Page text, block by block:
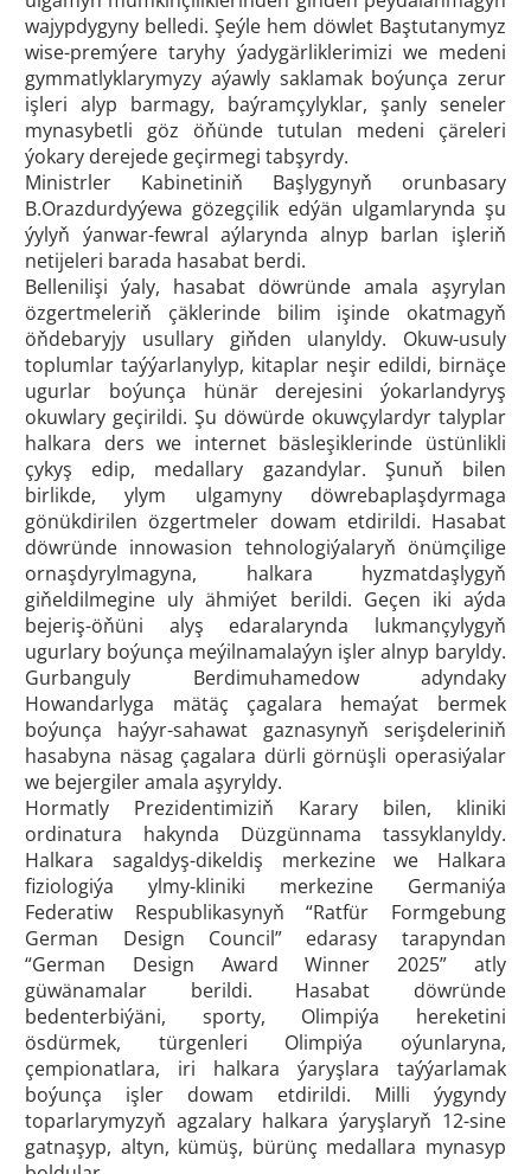
wajypdygyny belledi. Şeýle hem döwlet Baştutanymyz
wise-premýere taryhy ýadygärliklerimizi we medeni
gymmatlyklarymyzy aýawly saklamak boýunça zerur
işleri alyp barmagy, baýramçylyklar, şanly seneler
mynasybetli göz öňünde tutulan medeni çäreleri
ýokary derejede geçirmegi tabşyrdy.
Ministrler Kabinetiniň Başlygynyň orunbasary
B.Orazdurdyýewa gözegçilik edýän ulgamlarynda şu
ýylyň ýanwar-fewral aýlarynda alnyp barlan işleriň
netijeleri barada hasabat berdi.
Bellenilişi ýaly, hasabat döwründe amala aşyrylan
özgertmeleriň çäklerinde bilim işinde okatmagyň
öňdebaryjy usullary giňden ulanyldy. Okuw-usuly
toplumlar taýýarlanylyp, kitaplar neşir edildi, birnäçe
ugurlar boýunça hünär derejesini ýokarlandyryş
okuwlary geçirildi. Şu döwürde okuwçylardyr talyplar
halkara ders we internet bäsleşiklerinde üstünlikli
çykyş edip, medallary gazandylar. Şunuň bilen
birlikde, ylym ulgamyny döwrebaplaşdyrmaga
gönükdirilen özgertmeler dowam etdirildi. Hasabat
döwründe innowasion tehnologiýalaryň önümçilige
ornaşdyrylmagyna, halkara hyzmatdaşlygyň
giňeldilmegine uly ähmiýet berildi. Geçen iki aýda
bejeriş-öňüni alyş edaralarynda lukmançylygyň
ugurlary boýunça meýilnamalaýyn işler alnyp baryldy.
Gurbanguly Berdimuhamedow adyndaky
Howandarlyga mätäç çagalara hemaýat bermek
boýunça haýyr-sahawat gaznasynyň serişdeleriniň
hasabyna näsag çagalara dürli görnüşli operasiýalar
we bejergiler amala aşyryldy.
Hormatly Prezidentimiziň Karary bilen, kliniki
ordinatura hakynda Düzgünnama tassyklanyldy.
Halkara sagaldyş-dikeldiş merkezine we Halkara
fiziologiýa ylmy-kliniki merkezine Germaniýa
Federatiw Respublikasynyň “Ratfür Formgebung
German Design Сouncil” edarasy tarapyndan
“German Design Award Winner 2025” atly
güwänamalar berildi. Hasabat döwründe
bedenterbiýäni, sporty, Olimpiýa hereketini
ösdürmek, türgenleri Olimpiýa oýunlaryna,
çempionatlara, iri halkara ýaryşlara taýýarlamak
boýunça işler dowam etdirildi. Milli ýygyndy
toparlarymyzyň agzalary halkara ýaryşlaryň 12-sine
gatnaşyp, altyn, kümüş, bürünç medallara mynasyp